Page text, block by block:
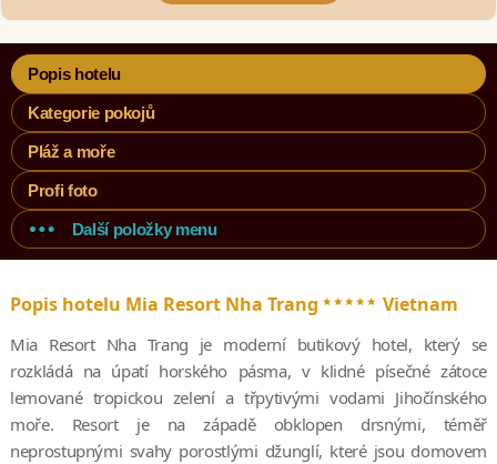
Popis hotelu
Kategorie pokojů
Pláž a moře
Profi foto
Další položky menu
Popis hotelu Mia Resort Nha Trang ***** Vietnam
Mia Resort Nha Trang je moderní butikový hotel, který se
rozkládá na úpatí horského pásma, v klidné písečné zátoce
lemované tropickou zelení a třpytivými vodami Jihočínského
moře. Resort je na západě obklopen drsnými, téměř
neprostupnými svahy porostlými džunglí, které jsou domovem